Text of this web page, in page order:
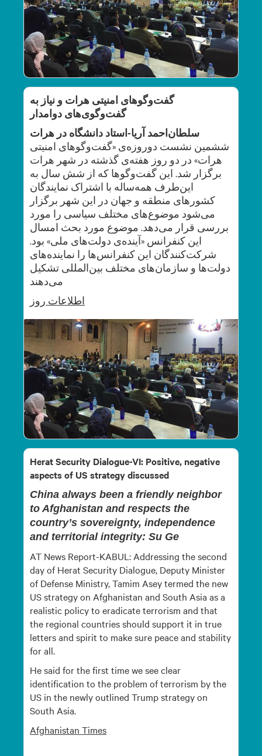
گفت‌وگوهای امنیتی هرات و نیاز به
گفت‌وگوی‌های دوامدار
سلطان‌احمد آریا-استاد دانشگاه در هرات
ششمین نشست دوروزه‌ی «گفت‌وگوهای امنیتی
هرات» در دو روز هفته‌ی گذشته در شهر هرات
برگزار شد. این گفت‌وگوها که از شش سال به
این‌طرف همه‌ساله با اشتراک نمایندگان
کشورهای منطقه و جهان در این شهر برگزار
می‌شود موضوع‌های مختلف سیاسی را مورد
بررسی قرار می‌دهد. موضوع مورد بحث امسال
این کنفرانس «آینده‌ی دولت‌های ملی» بود.
شرکت‌کنندگان این کنفرانس‌ها را نماینده‌های
دولت‌ها و سازمان‌های مختلف بین‌المللی تشکیل
می‌دهند
اطلاعات روز
Herat Security Dialogue-VI: Positive, negative
aspects of US strategy discussed
China always been a friendly neighbor
to Afghanistan and respects the
country’s sovereignty, independence
and territorial integrity: Su Ge
AT News Report-KABUL: Addressing the second
day of Herat Security Dialogue, Deputy Minister
of Defense Ministry, Tamim Asey termed the new
US strategy on Afghanistan and South Asia as a
realistic policy to eradicate terrorism and that
the regional countries should support it in true
letters and spirit to make sure peace and stability
for all.
He said for the first time we see clear
identification to the problem of terrorism by the
US in the newly outlined Trump strategy on
South Asia.
Afghanistan Times